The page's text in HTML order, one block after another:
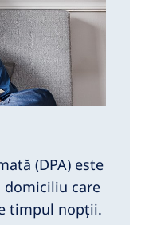
(DPA) este
care
timpul nopții.